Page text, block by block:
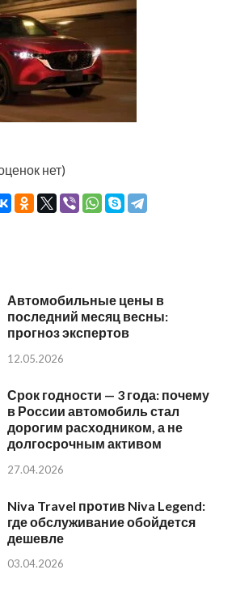
нет)
Автомобильные цены в
последний месяц весны:
прогноз экспертов
12.05.2026
Срок годности — 3 года: почему
в России автомобиль стал
дорогим расходником, а не
долгосрочным активом
27.04.2026
Niva Travel против Niva Legend:
где обслуживание обойдется
дешевле
03.04.2026